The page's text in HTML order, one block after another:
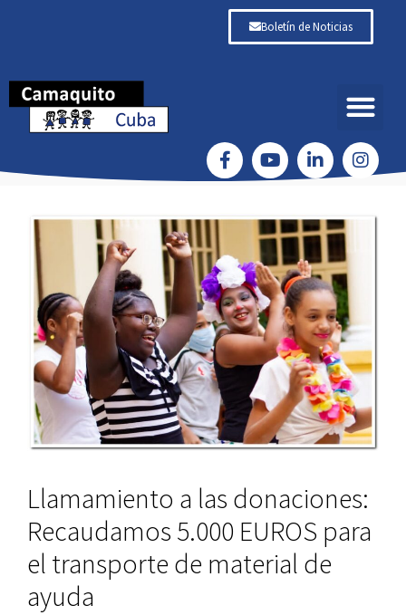
Boletín de Noticias
Llamamiento a las donaciones:
Recaudamos 5.000 EUROS para
el transporte de material de
ayuda